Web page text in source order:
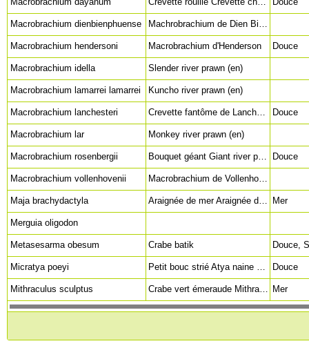
Macrobrachium dienbienphuense Machrobrachium de Dien Bien Phu Parading Shrimp (en)
Macrobrachium hendersoni Macrobrachium d'Henderson Douce
Macrobrachium idella Slender river prawn (en)
Macrobrachium lamarrei lamarrei Kuncho river prawn (en)
Macrobrachium lanchesteri Crevette fantôme de Lanchester Crevette de Lanchester crevette fantôme de Thaïlande crevette en verre Riceland prawn (en) Whisker shrimp (en) Douce
Macrobrachium lar Monkey river prawn (en)
Macrobrachium rosenbergii Bouquet géant Giant river prawn (en) Douce
Macrobrachium vollenhovenii Macrobrachium de Vollenhoven African river prawn (en)
Maja brachydactyla Araignée de mer Araignée de l'Atlantique Atlantic spider crab (en) Mer
Merguia oligodon
Metasesarma obesum Crabe batik
Micratya poeyi Petit bouc strié Atya naine des Caraïbes Caribbean dwarf filter shrimp (en) Douce
Mithraculus sculptus Crabe vert émeraude Mithrax Mitrax Green clinging crab (en) Sculptured Spider Crab (en) Mer